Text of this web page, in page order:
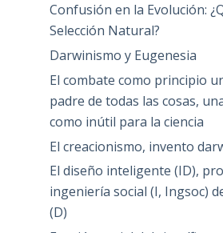
Confusión en la Evolución:
Selección Natural?
Darwinismo y Eugenesia
El combate como principio
padre de todas las cosas,
como inútil para la ciencia
El creacionismo, invento
El diseño inteligente (ID),
ingeniería social (I, Ingsoc)
(D)